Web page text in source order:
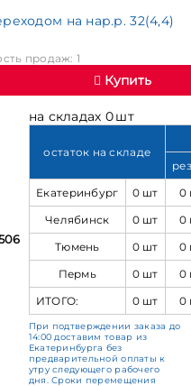
на нар.р. 32(4,4)
продаж: 1
Купить
на складах 0 шт
остаток на складе
Екатеринбург
0 шт
0
Челябинск
0 шт
0
Тюмень
0 шт
0
Пермь
0 шт
0
ИТОГО:
0 шт 0
При подтверждении заказа до
14:00 доставим товар из
Екатеринбурга без
предварительной оплаты к
утру следующего рабочего
дня. Сроки перемещения